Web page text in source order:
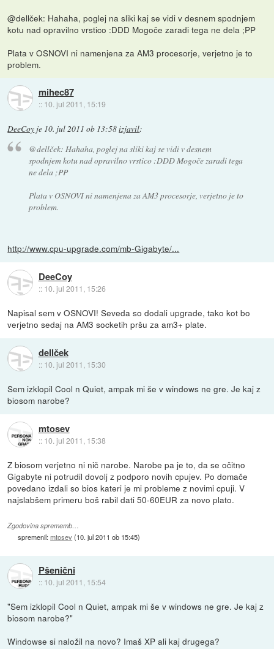
@dellček: Hahaha, poglej na sliki kaj se vidi v desnem spodnjem
kotu nad opravilno vrstico :DDD Mogoče zaradi tega ne dela ;PP
Plata v OSNOVI ni namenjena za AM3 procesorje, verjetno je to
problem.
mihec87
:: 10. jul 2011, 15:19
DeeCoy je 10. jul 2011 ob 13:58izjavil:
@dellček: Hahaha, poglej na sliki kaj se vidi v desnem
spodnjem kotu nad opravilno vrstico :DDD Mogoče zaradi tega
ne dela ;PP
Plata v OSNOVI ni namenjena za AM3 procesorje, verjetno je to
problem.
http://www.cpu-upgrade.com/mb-Gigabyte/...
DeeCoy
:: 10. jul 2011, 15:26
Napisal sem v OSNOVI! Seveda so dodali upgrade, tako kot bo
verjetno sedaj na AM3 socketih pršu za am3+ plate.
dellček
:: 10. jul 2011, 15:30
Sem izklopil Cool n Quiet, ampak mi še v windows ne gre. Je kaj z
biosom narobe?
mtosev
:: 10. jul 2011, 15:38
Z biosom verjetno ni nič narobe. Narobe pa je to, da se očitno
Gigabyte ni potrudil dovolj z podporo novih cpujev. Po domače
povedano izdali so bios kateri je mi probleme z novimi cpuji. V
najslabšem primeru boš rabil dati 50-60EUR za novo plato.
Zgodovina sprememb…
spremenil:mtosev(10. jul 2011 ob 15:45)
Pšenični
:: 10. jul 2011, 15:54
"Sem izklopil Cool n Quiet, ampak mi še v windows ne gre. Je kaj z
biosom narobe?"
Windowse si naložil na novo? Imaš XP ali kaj drugega?